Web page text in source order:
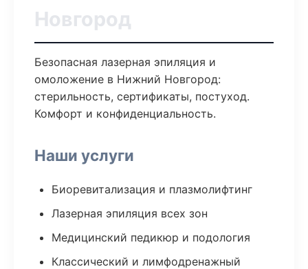
Новгород
Безопасная лазерная эпиляция и
омоложение в Нижний Новгород:
стерильность, сертификаты, постуход.
Комфорт и конфиденциальность.
Наши услуги
Биоревитализация и плазмолифтинг
Лазерная эпиляция всех зон
Медицинский педикюр и подология
Классический и лимфодренажный